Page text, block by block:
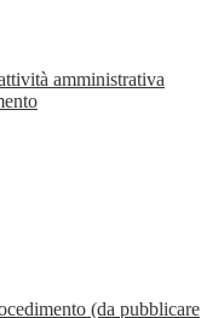
amministrativa
(da pubblicare